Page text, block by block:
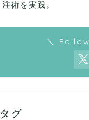
注術を実践。
＼
タグ